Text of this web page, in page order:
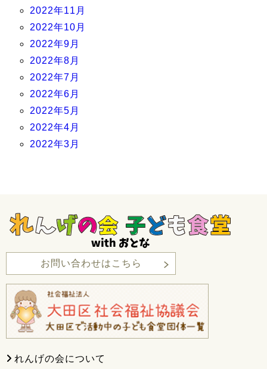
2022年11月
2022年10月
2022年9月
2022年8月
2022年7月
2022年6月
2022年5月
2022年4月
2022年3月
お問い合わせはこちら
れんげの会について